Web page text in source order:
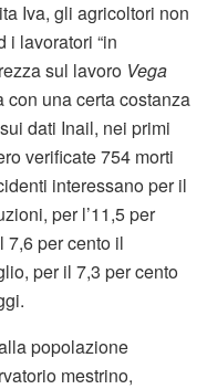
Iva, gli agricoltori non
i lavoratori “in
sul lavoro Vega
con una certa costanza
dati Inail, nei primi
verificate 754 morti
interessano per il
per l’11,5 per
7,6 per cento il
per il 7,3 per cento
popolazione
mestrino,